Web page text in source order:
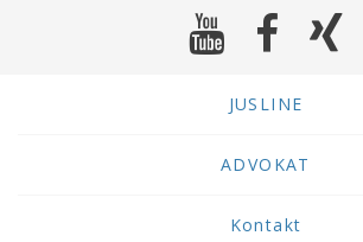
JUSLINE
ADVOKAT
Kontakt